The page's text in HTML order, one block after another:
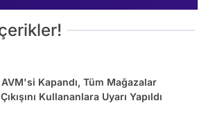
Kapandı, Tüm Mağazalar
Kullananlara Uyarı Yapıldı